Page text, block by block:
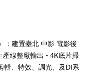
：建置臺北 中影 電影後
產線整廠輸出 - 4K底片掃
輯、特效、調光、及DI系